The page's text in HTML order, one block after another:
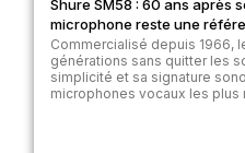
Shure SM58 : 60 ans après
microphone reste une
Commercialisé depuis 1966,
générations sans quitter les
simplicité et sa signature
microphones vocaux les plus